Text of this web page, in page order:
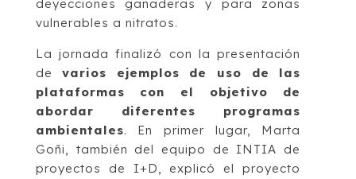
deyecciones ganaderas y para zonas
vulnerables a nitratos.
La jornada finalizó con la presentación
de varios ejemplos de uso de las
plataformas con el objetivo de
abordar diferentes programas
ambientales. En primer lugar, Marta
Goñi, también del equipo de INTIA de
proyectos de I+D, explicó el proyecto